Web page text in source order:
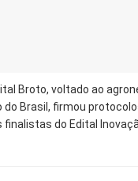
Broto, voltado ao
do Brasil, firmou
do Edital